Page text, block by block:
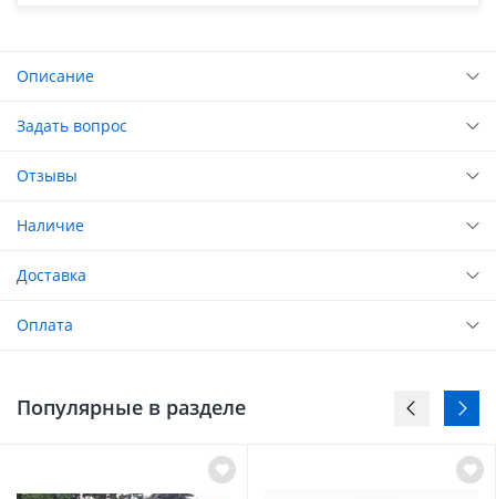
Описание
Задать вопрос
Отзывы
Наличие
Доставка
Оплата
Популярные в разделе